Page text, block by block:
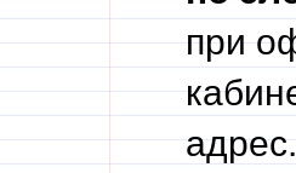
при